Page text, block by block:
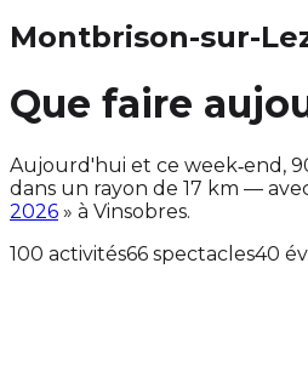
Montbrison-sur-
Que faire
Aujourd'hui et ce week‑end,
dans un rayon de 17 km —
2026 » à Vinsobres.
100 activités66 spectacles40